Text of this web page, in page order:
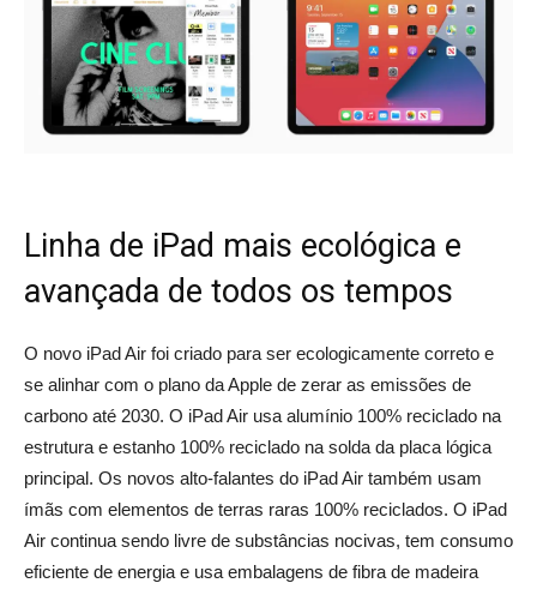
Linha de iPad mais ecológica e
avançada de todos os tempos
O novo iPad Air foi criado para ser ecologicamente correto e
se alinhar com o plano da Apple de zerar as emissões de
carbono até 2030. O iPad Air usa alumínio 100% reciclado na
estrutura e estanho 100% reciclado na solda da placa lógica
principal. Os novos alto-falantes do iPad Air também usam
ímãs com elementos de terras raras 100% reciclados. O iPad
Air continua sendo livre de substâncias nocivas, tem consumo
eficiente de energia e usa embalagens de fibra de madeira